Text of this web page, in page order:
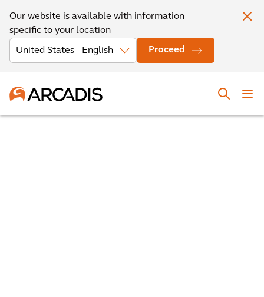
Our website is available with information
specific to your location
Proceed